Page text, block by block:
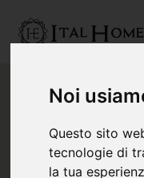
Noi
Questo sito
tecnologie di
la tua